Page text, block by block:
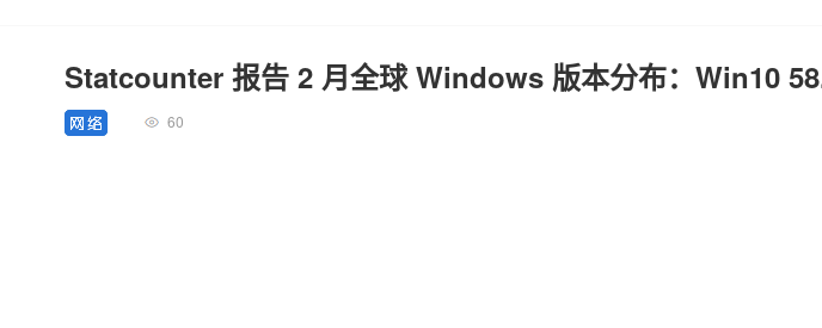
Statcounter 报告 2 月全球 Windows 版本分布：Win10
60